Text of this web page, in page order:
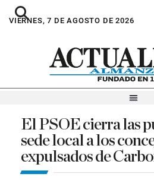
VIERNES, 7 DE AGOSTO DE 2026
El PSOE cierra las
sede local a los
expulsados de